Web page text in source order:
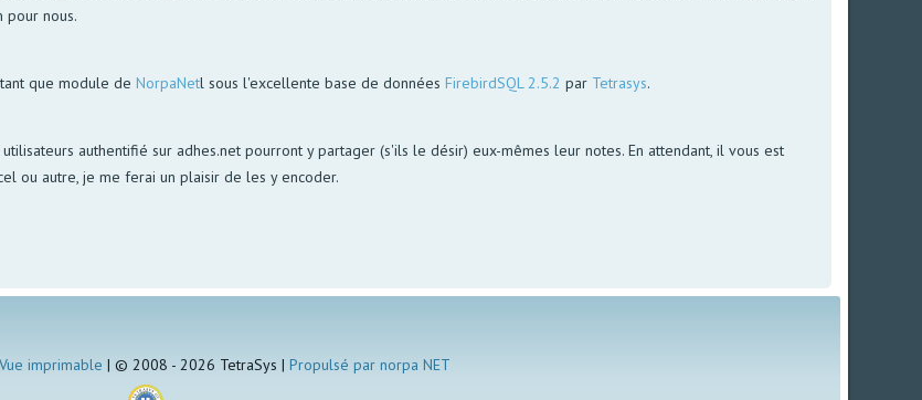
pour nous.
que module deNorpaNetl sous l'excellente base de donnéesFirebirdSQL 2.5.2 par Tetrasys.
authentifié sur adhes.net pourront y partager (s'ils le désir) eux-mêmes leur notes. En attendant, il vous est
ou autre, je me ferai un plaisir de les y encoder.
Vue imprimable | © 2008 - 2026 TetraSys | Propulsé par norpa NET